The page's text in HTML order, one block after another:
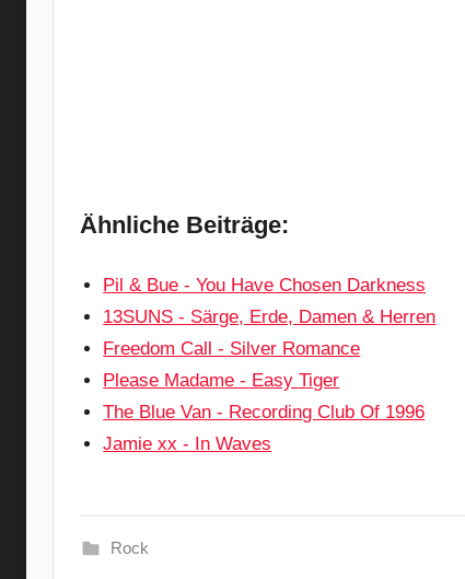
Ähnliche Beiträge:
Pil & Bue - You Have Chosen Darkness
13SUNS - Särge, Erde, Damen & Herren
Freedom Call - Silver Romance
Please Madame - Easy Tiger
The Blue Van - Recording Club Of 1996
Jamie xx - In Waves
Rock